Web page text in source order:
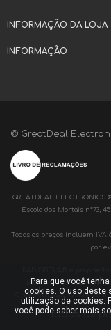
INFORMAÇÃO DA LOJA
INFORMAÇÃO
© GreatDeal
GREATDEAL
Escola dos Mortais nº73,
Todos os preços incluem IVA
por
Mortais nº73, 4520-465
O acesso a
Todos os
Para que você
cookies. O uso deste
utilização de cookies.
você pode saber mais